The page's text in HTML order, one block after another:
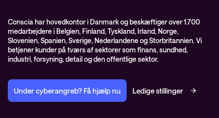
ISO certifikater
Proces for kundeklager
Salgs- og leveringsbetingelser
Selskabsoplysninger og SKI-rammeaftale
Conscia har hovedkontor i Danmark og beskæftiger over 1.700
medarbejdere i Belgien, Finland, Tyskland, Irland, Norge,
Slovenien, Spanien, Sverige, Nederlandene og Storbritannien. Vi
betjener kunder på tværs af sektorer som finans, sundhed,
industri, forsyning, detail og den offentlige sektor.
Under cyberangreb? Få hjælp nu Ledige stillinger